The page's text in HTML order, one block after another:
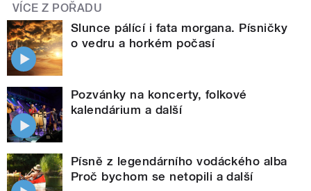
VÍCE Z POŘADU
Slunce pálící i fata morgana. Písničky
o vedru a horkém počasí
Pozvánky na koncerty, folkové
kalendárium a další
Písně z legendárního vodáckého alba
Proč bychom se netopili a další